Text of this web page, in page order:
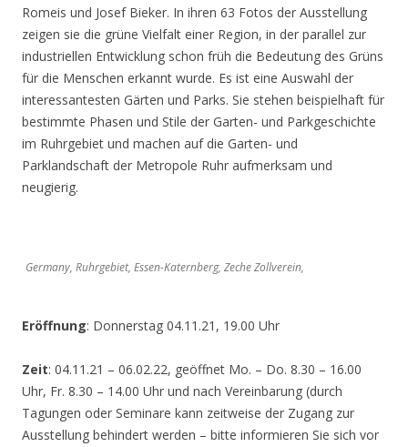
Romeis und Josef Bieker. In ihren 63 Fotos der Ausstellung
zeigen sie die grüne Vielfalt einer Region, in der parallel zur
industriellen Entwicklung schon früh die Bedeutung des Grüns
für die Menschen erkannt wurde. Es ist eine Auswahl der
interessantesten Gärten und Parks. Sie stehen beispielhaft für
bestimmte Phasen und Stile der Garten- und Parkgeschichte
im Ruhrgebiet und machen auf die Garten- und
Parklandschaft der Metropole Ruhr aufmerksam und
neugierig.
Germany, Ruhrgebiet, Essen-Katernberg, Zeche Zollverein,
Eröffnung: Donnerstag 04.11.21, 19.00 Uhr
Zeit: 04.11.21 – 06.02.22, geöffnet Mo. – Do. 8.30 – 16.00
Uhr, Fr. 8.30 – 14.00 Uhr und nach Vereinbarung (durch
Tagungen oder Seminare kann zeitweise der Zugang zur
Ausstellung behindert werden – bitte informieren Sie sich vor